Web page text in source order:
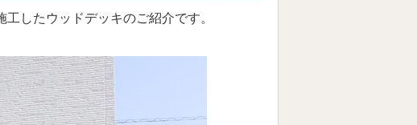
したウッドデッキのご紹介です。